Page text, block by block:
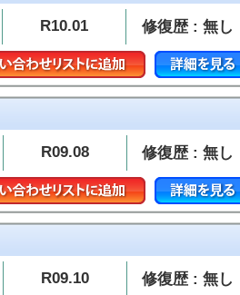
R10.01 修復歴 : 無し
R09.08 修復歴 : 無し
R09.10 修復歴 : 無し